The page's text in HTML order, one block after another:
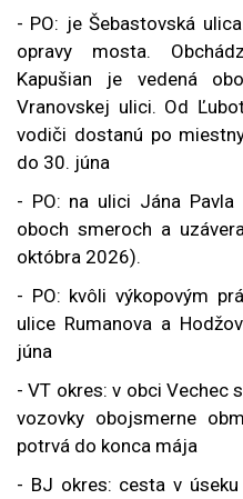
- PO: je Šebastovská
opravy mosta.
Kapušian je vedená
Vranovskej ulici. Od
vodiči dostanú po
do 30. júna
- PO: na ulici Jána
oboch smeroch a
októbra 2026).
- PO: kvôli výkopovým
ulice Rumanova a
júna
- VT okres: v obci Vechec
vozovky obojsmerne
potrvá do konca mája
- BJ okres: cesta v